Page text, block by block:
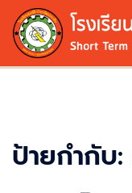
Skip
content
ป้ายกำกับ: